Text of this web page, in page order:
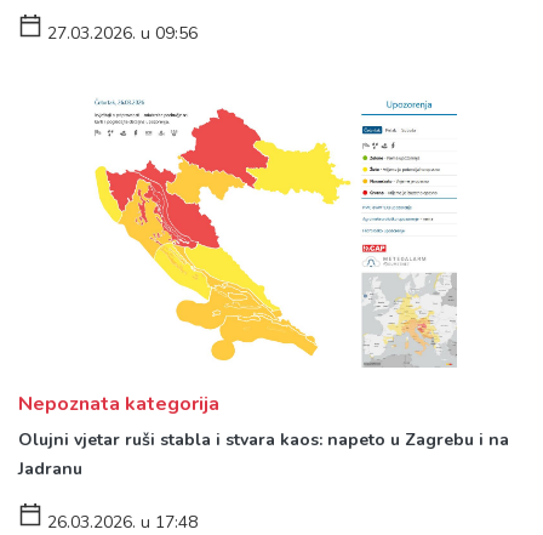
27.03.2026. u 09:56
Nepoznata kategorija
Olujni vjetar ruši stabla i stvara kaos: napeto u Zagrebu i na
Jadranu
26.03.2026. u 17:48